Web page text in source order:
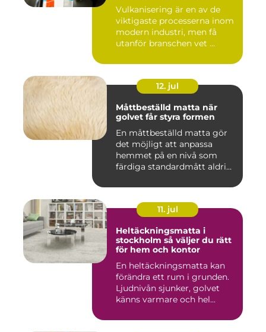
Vulkanisering är en av de
viktigaste processerna inom
modern industri, men få
utanför branschen vet ...
12. jul
Måttbeställd matta när
golvet får styra formen
En måttbeställd matta gör
det möjligt att anpassa
hemmet på en nivå som
färdiga standardmått aldrig
11. jul
Heltäckningsmatta i
stockholm så väljer du rätt
för hem och kontor
En heltäckningsmatta kan
förändra ett rum i grunden.
Ljudnivån sjunker, golvet
känns varmare och hel...